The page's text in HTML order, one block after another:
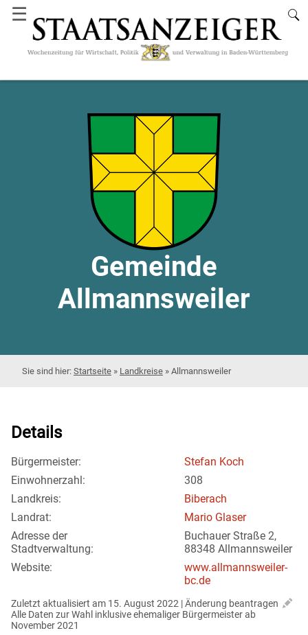
☰
Gemeinde
Allmannsweiler
Startseite » Landkreise » Allmannsweiler
Details
Bürgermeister:
Stefan Koch
Einwohnerzahl:
308
Landkreis:
Biberach
Landrat:
Mario Glaser
Adresse der
Stadtverwaltung:
Buchauer Straße 2,
88348 Allmannsweiler
Website:
www.allmannsweiler-
bc.de
Zuletzt aktualisiert am 15. August 2022 | Änderung beantragen
Alle Daten zur Wahl inklusive ehemaliger Bürgermeister ab
November 2021